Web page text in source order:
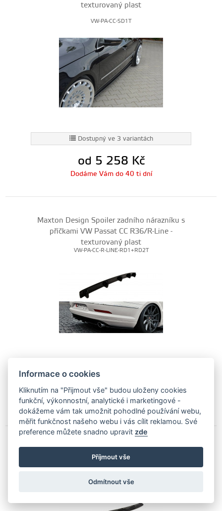
Informace o cookies
Kliknutím na "Přijmout vše" budou uloženy cookies
funkční, výkonnostní, analytické i marketingové -
dokážeme vám tak umožnit pohodlné používání webu,
měřit funkčnost našeho webu i vás cílit reklamou. Své
preference můžete snadno upravit zde
Příjmout vše
Odmítnout vše
texturovaný plast
VW-PA-CC-SD1T
Dostupný ve 3 variantách
od 5 258 Kč
Dodáme Vám do 40 ti dní
Maxton Design Spoiler zadního nárazníku s
příčkami VW Passat CC R36/R-Line -
texturovaný plast
VW-PA-CC-R-LINE-RD1+RD2T
od 4 480Kč
Dodáme Vám do 40 ti dní
Maxton Design Spoiler zadního nárazníku VW
Passat CC R36/R-Line - texturovaný plast